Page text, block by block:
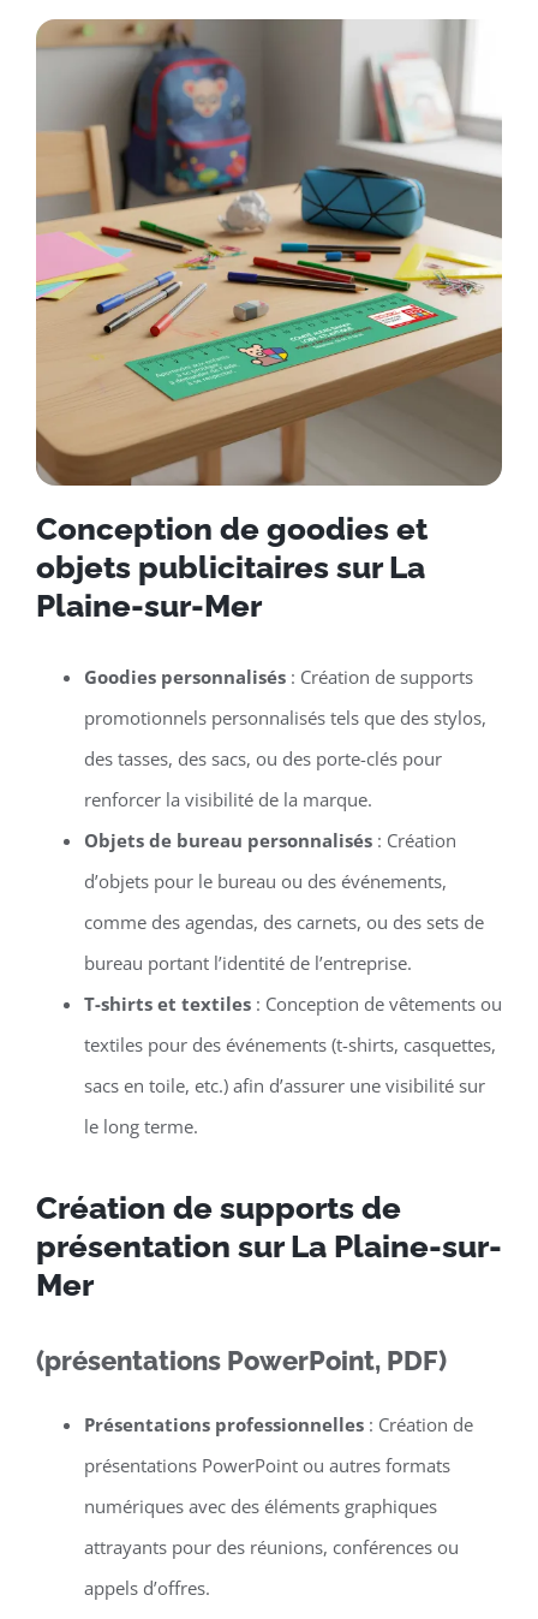
Conception de goodies et
objets publicitaires sur La
Plaine-sur-Mer
Goodies personnalisés: Création de supports
promotionnels personnalisés tels que des stylos,
des tasses, des sacs, ou des porte-clés pour
renforcer la visibilité de la marque.
Objets de bureau personnalisés: Création
d’objets pour le bureau ou des événements,
comme des agendas, des carnets, ou des sets de
bureau portant l’identité de l’entreprise.
T-shirts et textiles: Conception de vêtements ou
textiles pour des événements (t-shirts, casquettes,
sacs en toile, etc.) afin d’assurer une visibilité sur
le long terme.
Création de supports de
présentation sur La Plaine-sur-
Mer
(présentations PowerPoint, PDF)
Présentations professionnelles: Création de
présentations PowerPoint ou autres formats
numériques avec des éléments graphiques
attrayants pour des réunions, conférences ou
appels d’offres.